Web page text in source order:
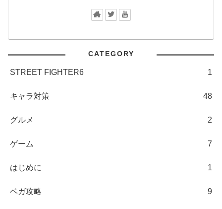
CATEGORY
STREET FIGHTER6 1
キャラ対策 48
グルメ 2
ゲーム 7
はじめに 1
ベガ攻略 9